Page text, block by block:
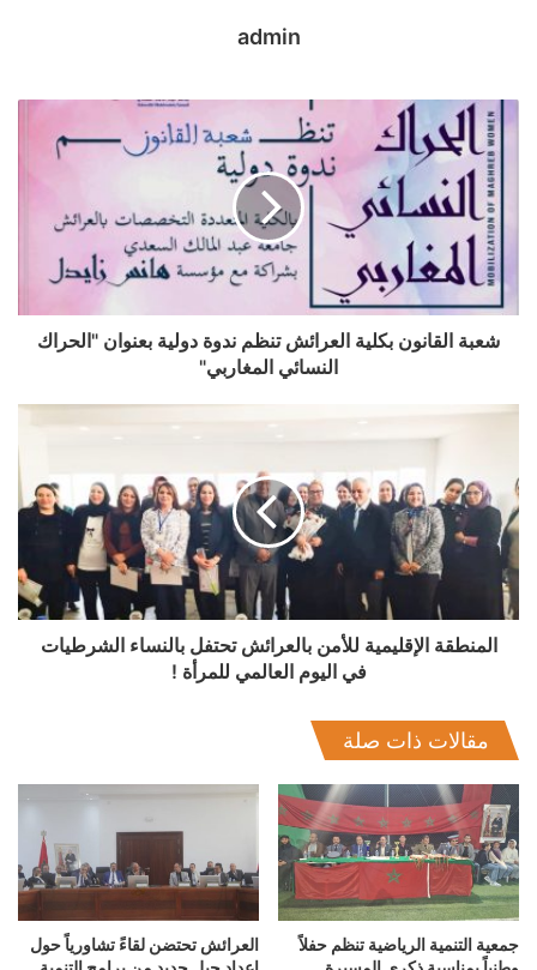
admin
شعبة القانون بكلية العرائش تنظم ندوة دولية بعنوان "الحراك
النسائي المغاربي"
المنطقة الإقليمية للأمن بالعرائش تحتفل بالنساء الشرطيات
في اليوم العالمي للمرأة‎ !
مقالات ذات صلة
جمعية التنمية الرياضية تنظم حفلاً
العرائش تحتضن لقاءً تشاورياً حول